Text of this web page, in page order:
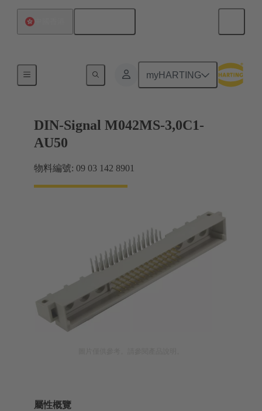
myHARTING
主機板到子插件板連接
DIN-Signal M042MS-3,0C1-
AU50
物料編號: 09 03 142 8901
屬性概覽